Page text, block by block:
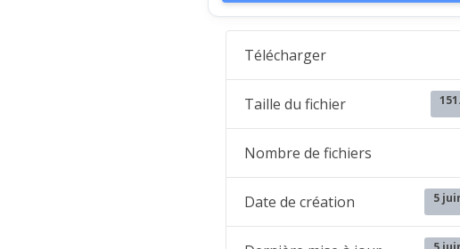
Télécharger
Taille du fichier
Nombre de fichiers
Date de création 5